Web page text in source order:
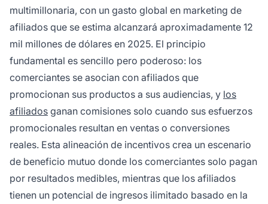
multimillonaria, con un gasto global en marketing de
afiliados que se estima alcanzará aproximadamente 12
mil millones de dólares en 2025. El principio
fundamental es sencillo pero poderoso: los
comerciantes se asocian con afiliados que
promocionan sus productos a sus audiencias, y los
afiliados ganan comisiones solo cuando sus esfuerzos
promocionales resultan en ventas o conversiones
reales. Esta alineación de incentivos crea un escenario
de beneficio mutuo donde los comerciantes solo pagan
por resultados medibles, mientras que los afiliados
tienen un potencial de ingresos ilimitado basado en la